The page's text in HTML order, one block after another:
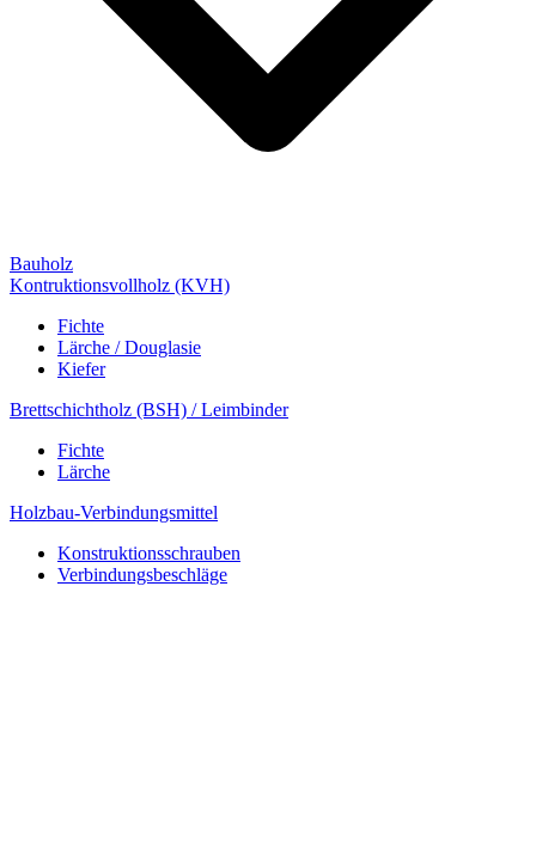
Bauholz
Kontruktionsvollholz (KVH)
Fichte
Lärche / Douglasie
Kiefer
Brettschichtholz (BSH) / Leimbinder
Fichte
Lärche
Holzbau-Verbindungsmittel
Konstruktionsschrauben
Verbindungsbeschläge